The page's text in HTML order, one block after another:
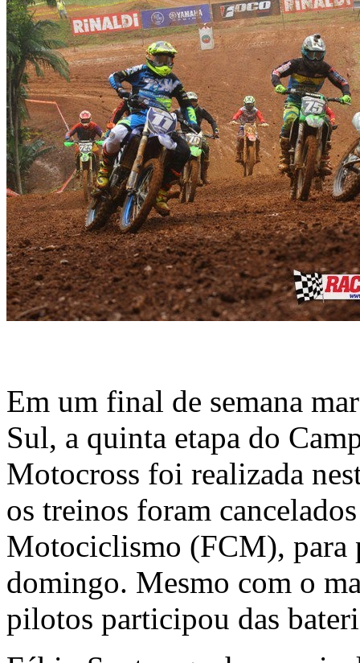
Em um final de semana
Sul, a quinta etapa do
Motocross foi realizada
os treinos foram
Motociclismo (FCM), para
domingo. Mesmo com o
pilotos participou das